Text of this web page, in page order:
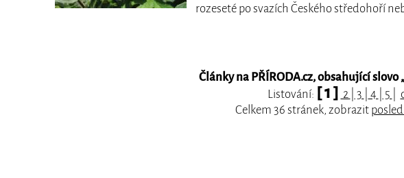
rozeseté po svazích Českého středohoří
Články na PŘÍRODA.cz, obsahující slovo
Listování: [ 1 ] 2 3 4 5
Celkem 36 stránek, zobrazit